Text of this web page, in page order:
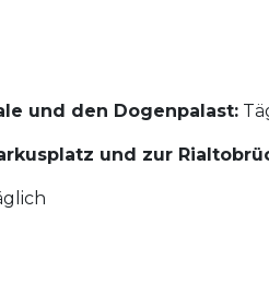
und den Dogenpalast:
und zur